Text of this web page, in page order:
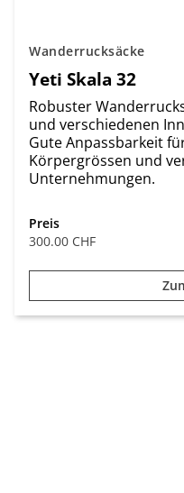
Wanderrucksäcke
Yeti Skala 32
Robuster
und verschiedenen
Gute Anpassbarkeit
Körpergrössen und
Unternehmungen.
Preis
300.00 CHF